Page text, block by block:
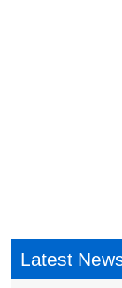
Latest